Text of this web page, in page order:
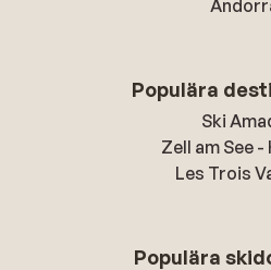
Populära
Ski
Zell am See -
Les Trois
Populära